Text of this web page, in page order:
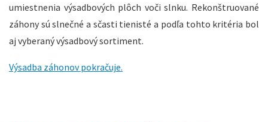
umiestnenia výsadbových plôch voči slnku. Rekonštruované
záhony sú slnečné a sčasti tienisté a podľa tohto kritéria bol
aj vyberaný výsadbový sortiment.
Výsadba záhonov pokračuje.